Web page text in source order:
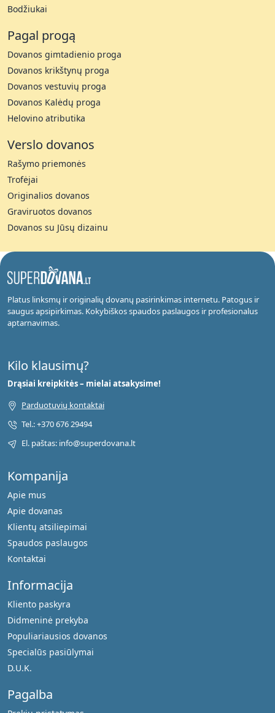
Bodžiukai
Pagal progą
Dovanos gimtadienio proga
Dovanos krikštynų proga
Dovanos vestuvių proga
Dovanos Kalėdų proga
Helovino atributika
Verslo dovanos
Rašymo priemonės
Trofėjai
Originalios dovanos
Graviruotos dovanos
Dovanos su Jūsų dizainu
Platus linksmų ir originalių dovanų pasirinkimas internetu. Patogus ir
saugus apsipirkimas. Kokybiškos spaudos paslaugos ir profesionalus
aptarnavimas.
Kompanija
Apie mus
Apie dovanas
Klientų atsiliepimai
Spaudos paslaugos
Kontaktai
Informacija
Kliento paskyra
Didmeninė prekyba
Populiariausios dovanos
Specialūs pasiūlymai
D.U.K.
Pagalba
Kilo klausimų?
Drąsiai kreipkitės – mielai atsakysime!
Parduotuvių kontaktai
Tel.: +370 676 29494
El. paštas: info@superdovana.lt